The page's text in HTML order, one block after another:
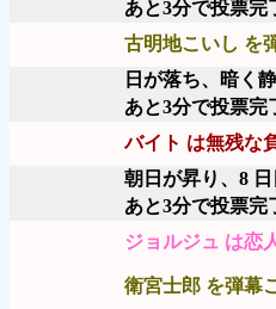
あと3分で投票完
古明地こいし を
日が落ち、暗く
あと3分で投票完
バイト は無残な
朝日が昇り、8
あと3分で投票完
ジョルジュ は恋
衛宮士郎 を弾幕